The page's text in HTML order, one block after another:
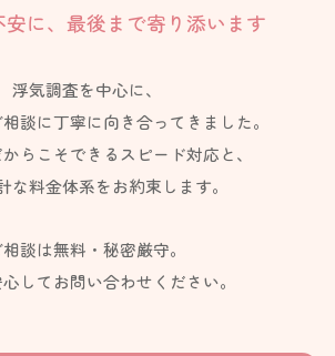
安に、最後まで寄り添います
浮気調査を中心に、
談に丁寧に向き合ってきました。
らこそできるスピード対応と、
な料金体系をお約束します。
相談は無料・秘密厳守。
してお問い合わせください。